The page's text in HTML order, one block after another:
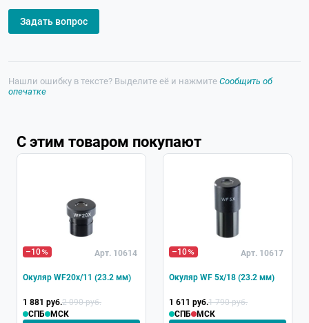
Задать вопрос
Нашли ошибку в тексте? Выделите её и нажмите Сообщить об
опечатке
С этим товаром покупают
–10 Арт. 10614
Окуляр WF20x/11 (23.2 мм)
1 881 руб.2 090 руб.
СПБ
МСК
–10 Арт. 10617
Окуляр WF 5x/18 (23.2 мм)
1 611 руб.1 790 руб.
СПБ
МСК